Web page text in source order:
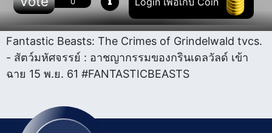
Fantastic Beasts: The Crimes of Grindelwald tvcs.
- สัตว์มหัศจรรย์ : อาชญากรรมของกรินเดลวัลด์ เข้า
ฉาย 15 พ.ย. 61 #FANTASTICBEASTS